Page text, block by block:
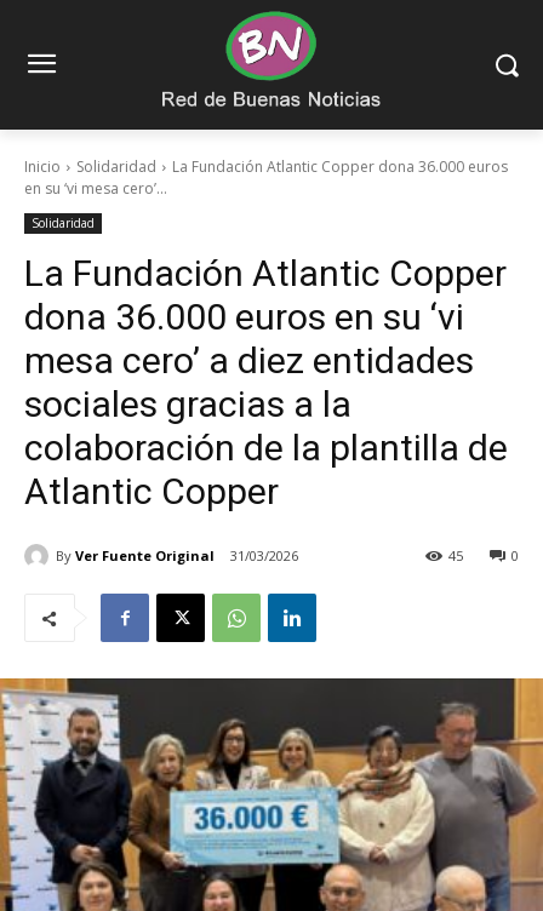
Inicio Solidaridad
La Fundación Atlantic Copper dona 36.000 euros
en su ‘vi mesa cero’...
Solidaridad
La Fundación Atlantic Copper
dona 36.000 euros en su ‘vi
mesa cero’ a diez entidades
sociales gracias a la
colaboración de la plantilla de
Atlantic Copper
By Ver Fuente Original 31/03/2026 0
45